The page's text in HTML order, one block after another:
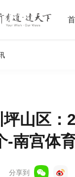
坪山区：
-南宫体
分享到